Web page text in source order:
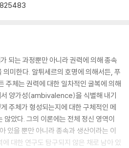
되는 과정뿐만 아니라 권력에 의해 종속
미한다. 알튀세르의 호명에 의해서든, 푸
주체는 권력에 대한 일차적인 굴복에 의해
서 양가성(ambivalence)을 식별해 내기
주체가 형성되는지에 대한 구체적인 메
았다. 그의 이론에는 전체 정신 영역이
있을 뿐만 아니라 종속과 생산이라는 이
대한 연구도 탐구되지 않은 채로 남아 있